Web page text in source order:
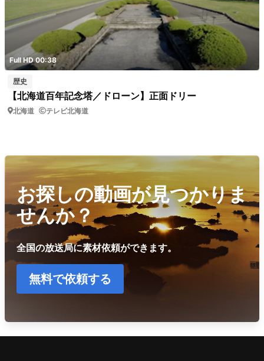
Full HD 00:38
歴史
【北海道百年記念塔／ドローン】正面ドリー
北海道 テレビ北海道
お探しの動画が見つかりま
せんか？
全国の放送局に素材依頼ができます。
無料で依頼する